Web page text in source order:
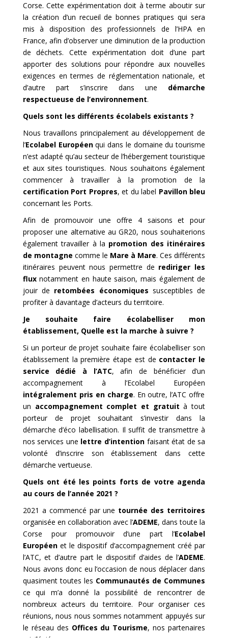
Corse. Cette expérimentation doit à terme aboutir sur
la création d’un recueil de bonnes pratiques qui sera
mis à disposition des professionnels de l’HPA en
France, afin d’observer une diminution de la production
de déchets. Cette expérimentation doit d’une part
apporter des solutions pour répondre aux nouvelles
exigences en termes de réglementation nationale, et
d’autre part s’inscrire dans une démarche
respectueuse de l’environnement.
Quels sont les différents écolabels existants ?
Nous travaillons principalement au développement de
l’Ecolabel Européenqui dans le domaine du tourisme
n’est adapté qu’au secteur de l’hébergement touristique
et aux sites touristiques. Nous souhaitons également
commencer à travailler à la promotion de la
certification Port Propres, et du label Pavillon bleu
concernant les Ports.
Afin de promouvoir une offre 4 saisons et pour
proposer une alternative au GR20, nous souhaiterions
également travailler à la promotion des itinéraires
de montagne comme le Mare à Mare. Ces différents
itinéraires peuvent nous permettre de rediriger les
fluxnotamment en haute saison, mais également de
jouir de retombées économiques susceptibles de
profiter à davantage d’acteurs du territoire.
Je souhaite faire écolabelliser mon
établissement, Quelle est la marche à suivre ?
Si un porteur de projet souhaite faire écolabelliser son
établissement la première étape est de contacter le
service dédié à l’ATC, afin de bénéficier d’un
accompagnement à l’Ecolabel Européen
intégralement pris en charge. En outre, l’ATC offre
un accompagnement complet et gratuit à tout
porteur de projet souhaitant s’investir dans la
démarche d’éco labellisation. Il suffit de transmettre à
nos services une lettre d’intention faisant état de sa
volonté d’inscrire son établissement dans cette
démarche vertueuse.
Quels ont été les points forts de votre agenda
au cours de l’année 2021 ?
2021 a commencé par une tournée des territoires
organisée en collaboration avec l’ADEME, dans toute la
Corse pour promouvoir d’une part l’Ecolabel
Européenet le dispositif d’accompagnement créé par
l’ATC, et d’autre part le dispositif d’aides de l’ADEME.
Nous avons donc eu l’occasion de nous déplacer dans
quasiment toutes les Communautés de Communes
ce qui m’a donné la possibilité de rencontrer de
nombreux acteurs du territoire. Pour organiser ces
réunions, nous nous sommes notamment appuyés sur
le réseau des Offices du Tourisme, nos partenaires